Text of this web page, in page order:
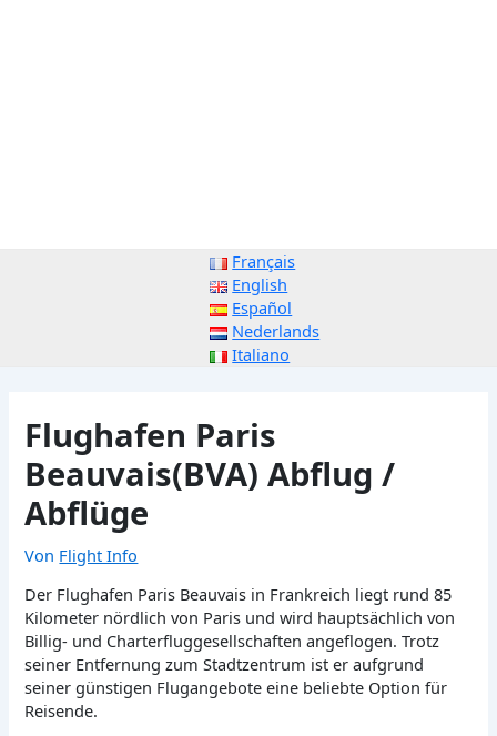
Français
English
Español
Nederlands
Italiano
Flughafen Paris
Beauvais(BVA) Abflug /
Abflüge
Von Flight Info
Der Flughafen Paris Beauvais in Frankreich liegt rund 85
Kilometer nördlich von Paris und wird hauptsächlich von
Billig- und Charterfluggesellschaften angeflogen. Trotz
seiner Entfernung zum Stadtzentrum ist er aufgrund
seiner günstigen Flugangebote eine beliebte Option für
Reisende.